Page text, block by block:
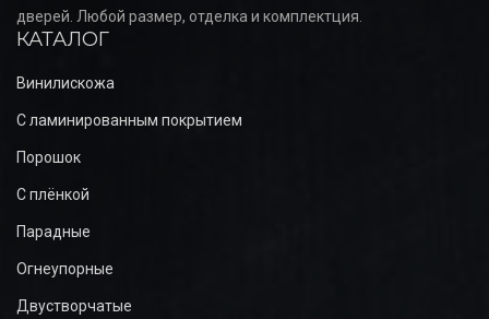
дверей. Любой размер, отделка и комплектция.
КАТАЛОГ
Винилискожа
С ламинированным покрытием
Порошок
С плёнкой
Парадные
Огнеупорные
Двустворчатые